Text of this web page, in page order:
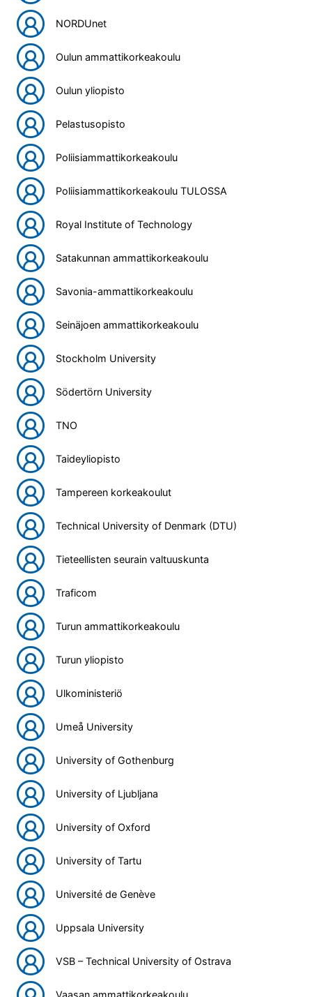
NORDUnet
Oulun ammattikorkeakoulu
Oulun yliopisto
Pelastusopisto
Poliisiammattikorkeakoulu
Poliisiammattikorkeakoulu TULOSSA
Royal Institute of Technology
Satakunnan ammattikorkeakoulu
Savonia-ammattikorkeakoulu
Seinäjoen ammattikorkeakoulu
Stockholm University
Södertörn University
TNO
Taideyliopisto
Tampereen korkeakoulut
Technical University of Denmark (DTU)
Tieteellisten seurain valtuuskunta
Traficom
Turun ammattikorkeakoulu
Turun yliopisto
Ulkoministeriö
Umeå University
University of Gothenburg
University of Ljubljana
University of Oxford
University of Tartu
Université de Genève
Uppsala University
VSB – Technical University of Ostrava
Vaasan ammattikorkeakoulu